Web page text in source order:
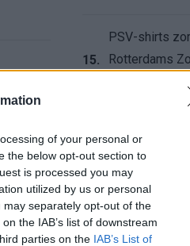
of your personal or
the below opt-out section to
is processed you may
utilized by us or personal
separately opt-out of the
the IAB’s list of downstream
parties on the IAB’s List of
heen
15.
PSV-shirts
Rotterdams
16.
Feyenoord
Ueda en
17.
Ajax helpt
afgeknipte